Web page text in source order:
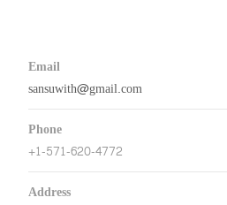
Email
sansuwith@gmail.com
Phone
+1-571-620-4772
Address